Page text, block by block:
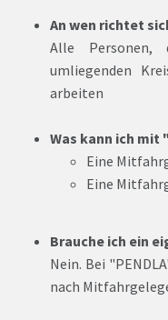
An wen richtet
Alle
umliegenden
arbeiten
Was kann ich mit
Eine
Eine
Brauche ich ein
Nein. Bei
nach